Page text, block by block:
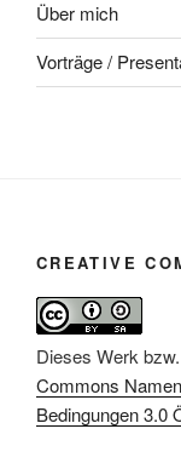
Über mich
Vorträge /
CREATIVE
Dieses Werk
Commons
Bedingungen 3.0